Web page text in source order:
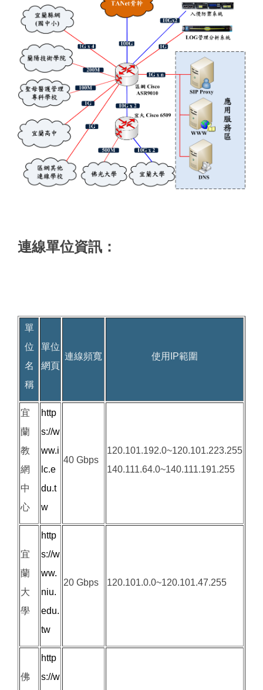
連線單位資訊：
單
位
名
稱
單位
網頁
連線頻寬 使用IP範圍
宜
蘭
教
網
中
心
http
s://w
ww.i
lc.e
du.t
w
40 Gbps
120.101.192.0~120.101.223.255
140.111.64.0~140.111.191.255
宜
蘭
大
學
http
s://w
ww.
niu.
edu.
tw
20 Gbps 120.101.0.0~120.101.47.255
佛
http
s://w